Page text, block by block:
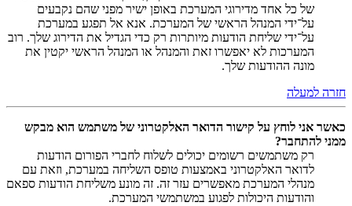
של כל אחד מדירוגי המערכת באופן ישיר מפני שהם נקבעים
על־ידי המנהל הראשי של המערכת. אנא אל תפגע במערכת
על־ידי שליחת הודעות מיותרות רק כדי הגדיל את הדירוג שלך. רוב
המערכות לא יאפשרו זאת והמנהל או המנהל הראשי יקטין את
מונה ההודעות שלך.
חזרה למעלה
כאשר אני לוחץ על קישור הדואר האלקטרוני של משתמש הוא מבקש
ממני להתחבר?
רק משתמשים רשומים יכולים לשלוח לחברי הפורום הודעות
לדואר האלקטרוני באמצעות טופס השליחה במערכת, וזאת עם
מנהלי המערכת מאפשרים עזר זה. זה מונע משליחת הודעות ספאם
והודעות היכולות לפגוע במשתמשי המערכת.